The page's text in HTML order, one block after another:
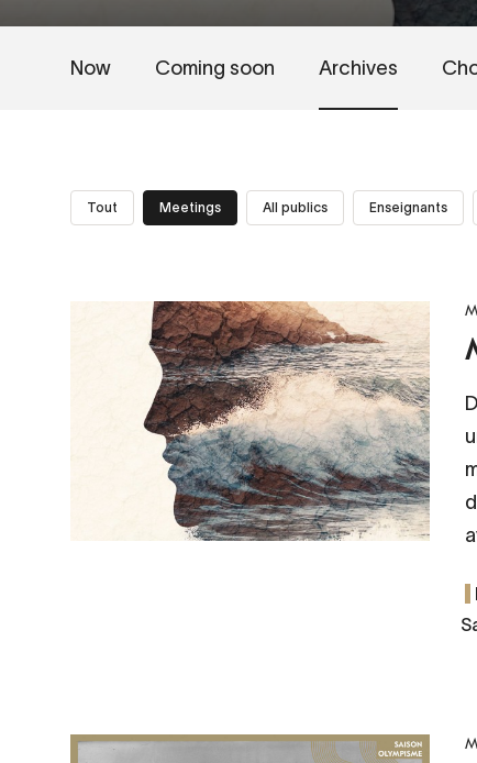
Now Coming soon Archives
Tout Meetings All publics Enseignants